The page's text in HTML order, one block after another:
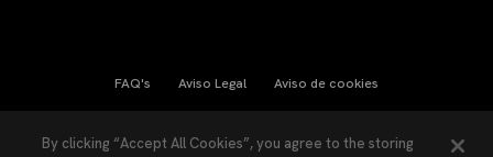
FAQ's Aviso Legal Aviso de cookies
By clicking “Accept All Cookies”, you agree to the storing